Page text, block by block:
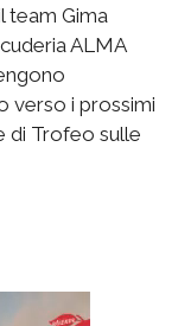
team Gima
ALMA
verso i prossimi
di Trofeo sulle